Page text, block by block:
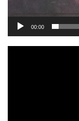
00:00